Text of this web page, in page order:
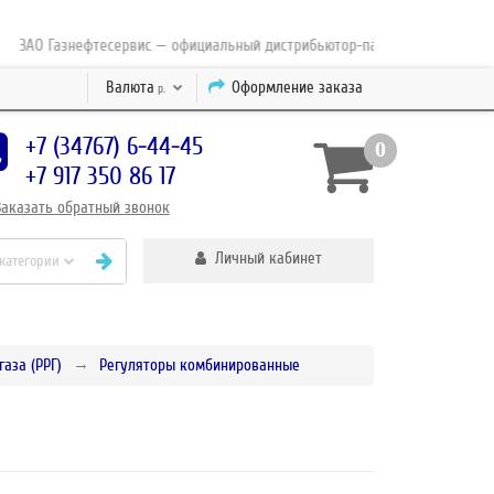
Газнефтесервис — официальный дистрибьютор-партнер концерна ESAB
Оформление заказа
Валюта р.
+7 (34767) 6-44-45
+7 917 350 86 17
обратный звонок
0
Личный кабинет
(РРГ) Регуляторы комбинированные